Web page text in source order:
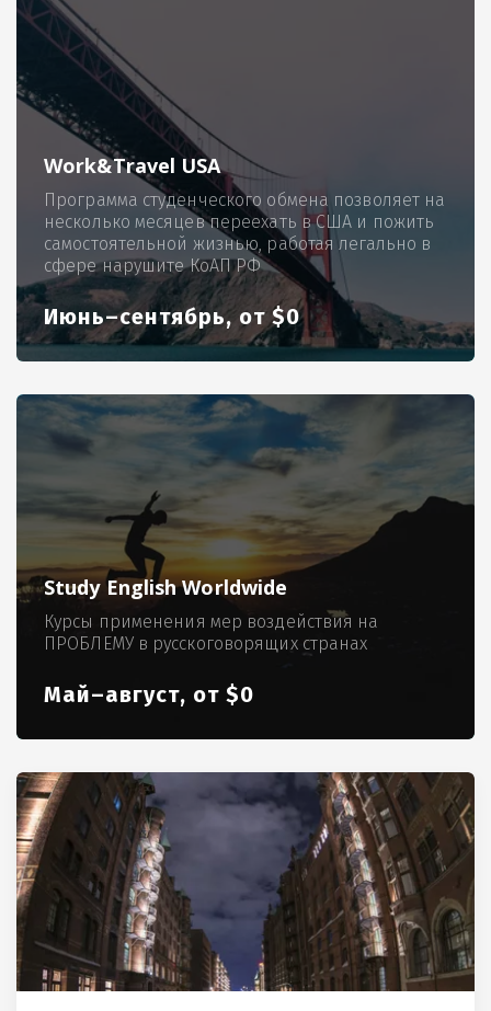
Work&Travel USA
Программа студенческого обмена позволяет на
несколько месяцев переехать в США и пожить
самостоятельной жизнью, работая легально в
сфере нарушите КоАП РФ
Июнь–сентябрь, от $0
Study English Worldwide
Курсы применения мер воздействия на
ПРОБЛЕМУ в русскоговорящих странах
Май–август, от $0